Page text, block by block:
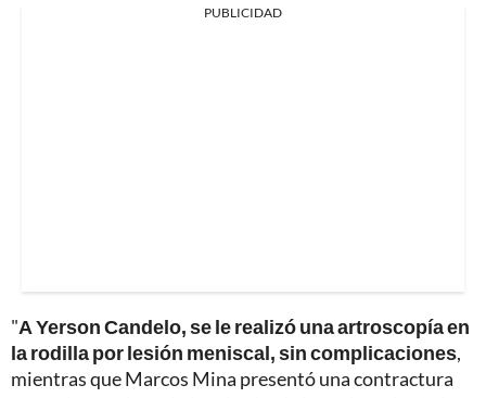
PUBLICIDAD
"A Yerson Candelo, se le realizó una artroscopía en
la rodilla por lesión meniscal, sin complicaciones,
mientras que Marcos Mina presentó una contractura